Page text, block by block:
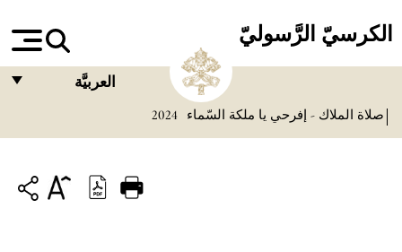
الكرسيّ الرَّسوليّ
العربيَّة
ITALIANO
صلاة الملاك - إفرحي يا ملكة السّماء 2024